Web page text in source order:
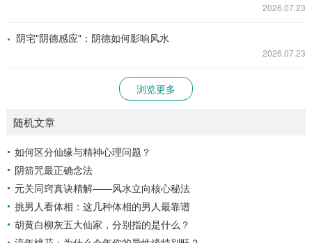
2026.07.23
阴宅"阴德感应"：阴德如何影响风水
2026.07.23
浏览更多
随机文章
如何区分仙缘与精神心理问题？
阴箭咒最正确念法
元关同窍真诀精解——风水立向核心秘法
挑男人看体相：这几种体相的男人最靠谱
胡黄白柳灰五大仙家，分别指的是什么？